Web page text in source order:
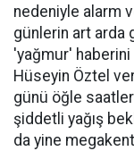
nedeniyle alarm
günlerin art arda
'yağmur'
Hüseyin Öztel
günü öğle
şiddetli yağış
da yine